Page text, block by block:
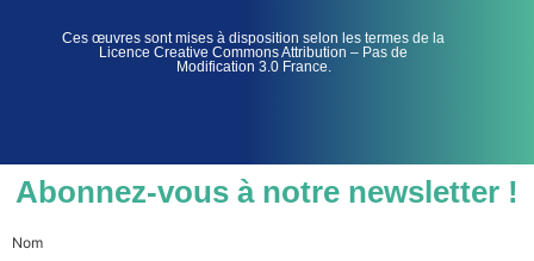
Ces œuvres sont mises à disposition selon les termes de la
Licence Creative Commons Attribution – Pas de
Modification 3.0 France.
Abonnez-vous à notre newsletter !
Nom